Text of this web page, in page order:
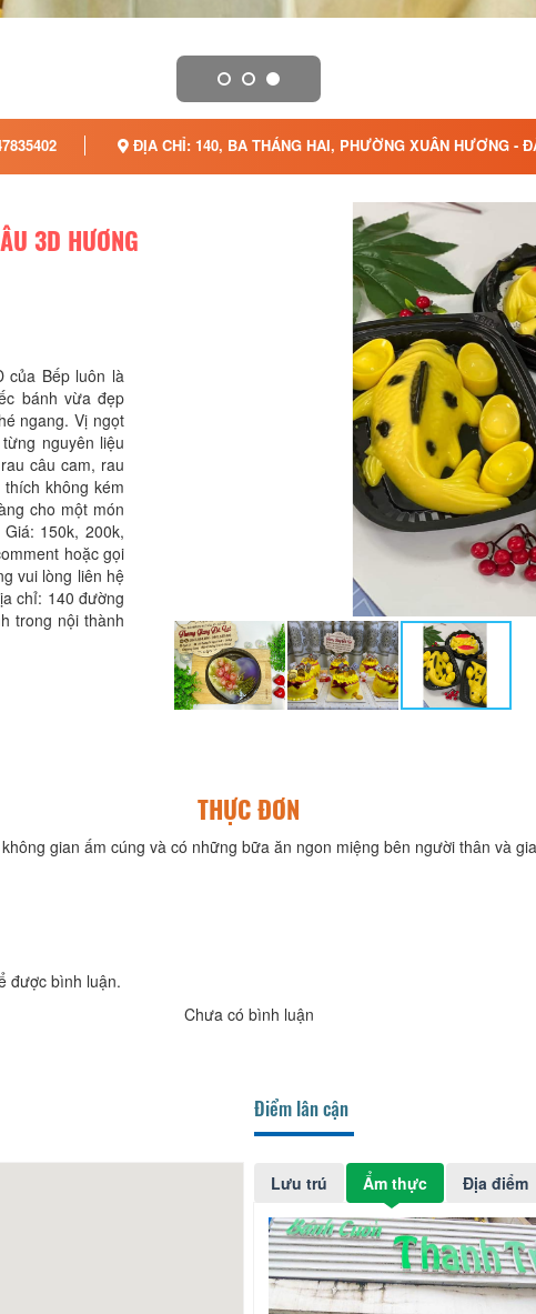
ĐỊA CHỈ: 140, BA THÁNG HAI, PHƯỜNG XUÂN HƯƠNG -
3D HƯƠNG
của Bếp luôn là
bánh vừa đẹp
ngang. Vị ngọt
nguyên liệu
câu cam, rau
không kém
cho một món
150k, 200k,
hoặc gọi
vui lòng liên hệ
chỉ: 140 đường
trong nội thành
THỰC ĐƠN
gian ấm cúng và có những bữa ăn ngon miệng bên người thân và
được bình luận.
Chưa có bình luận
Điểm lân cận
Lưu trú Ẩm thực Địa điểm